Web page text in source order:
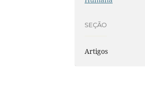
SEÇÃO
Artigos